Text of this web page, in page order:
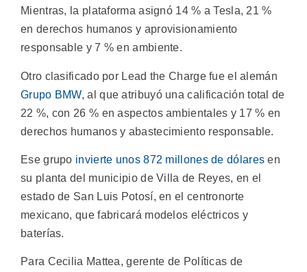
Mientras, la plataforma asignó 14 % a Tesla, 21 %
en derechos humanos y aprovisionamiento
responsable y 7 % en ambiente.
Otro clasificado por Lead the Charge fue el alemán
Grupo BMW, al que atribuyó una calificación total de
22 %, con 26 % en aspectos ambientales y 17 % en
derechos humanos y abastecimiento responsable.
Ese grupo invierte unos 872 millones de dólares en
su planta del municipio de Villa de Reyes, en el
estado de San Luis Potosí, en el centronorte
mexicano, que fabricará modelos eléctricos y
baterías.
Para Cecilia Mattea, gerente de Políticas de